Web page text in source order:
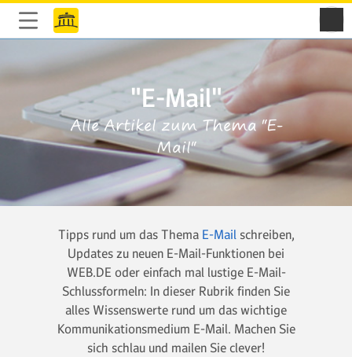
"E-Mail"
Alle Artikel zum Thema "E-
Mail"
Tipps rund um das Thema E-Mailschreiben,
Updates zu neuen E-Mail-Funktionen bei
WEB.DE oder einfach mal lustige E-Mail-
Schlussformeln: In dieser Rubrik finden Sie
alles Wissenswerte rund um das wichtige
Kommunikationsmedium E-Mail. Machen Sie
sich schlau und mailen Sie clever!